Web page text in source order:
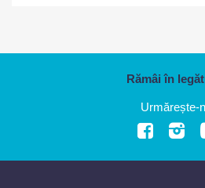
Rămâi în
Urmărește-